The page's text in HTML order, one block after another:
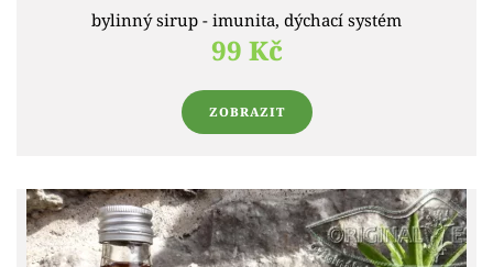
bylinný sirup - imunita, dýchací systém
99 Kč
ZOBRAZIT